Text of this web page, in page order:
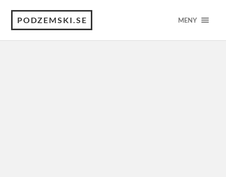
PODZEMSKI.SE MENY